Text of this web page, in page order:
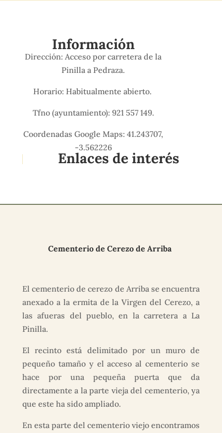
Información
Dirección: Acceso por carretera de la
Pinilla a Pedraza.
Horario: Habitualmente abierto.
Tfno (ayuntamiento): 921 557 149.
Coordenadas Google Maps: 41.243707,
-3.562226
Enlaces de interés
Cementerio de Cerezo de Arriba
El cementerio de cerezo de Arriba se encuentra
anexado a la ermita de la Virgen del Cerezo, a
las afueras del pueblo, en la carretera a La
Pinilla.
El recinto está delimitado por un muro de
pequeño tamaño y el acceso al cementerio se
hace por una pequeña puerta que da
directamente a la parte vieja del cementerio, ya
que este ha sido ampliado.
En esta parte del cementerio viejo encontramos